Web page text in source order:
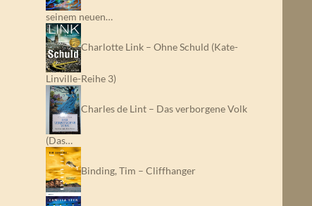
seinem neuen…
Charlotte Link – Ohne Schuld (Kate-
Linville-Reihe 3)
Charles de Lint – Das verborgene Volk
(Das…
Binding, Tim – Cliffhanger